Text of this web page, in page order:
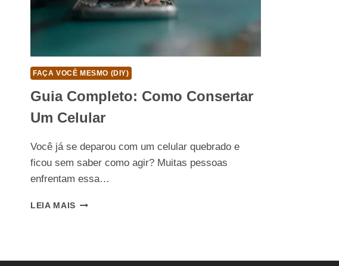
FAÇA VOCÊ MESMO (DIY)
Guia Completo: Como Consertar
Um Celular
Você já se deparou com um celular quebrado e
ficou sem saber como agir? Muitas pessoas
enfrentam essa…
LEIA MAIS GUIA